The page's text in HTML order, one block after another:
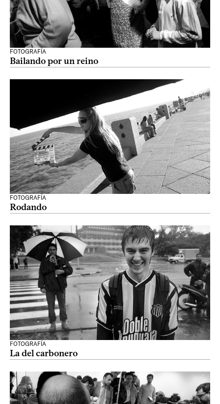
FOTOGRAFÍA
Bailando por un reino
FOTOGRAFÍA
Rodando
FOTOGRAFÍA
La del carbonero